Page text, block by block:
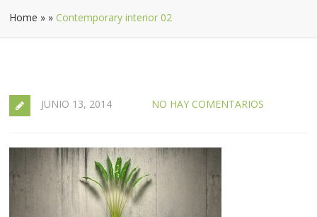
Home » » Contemporary interior 02
JUNIO 13, 2014 NO HAY COMENTARIOS